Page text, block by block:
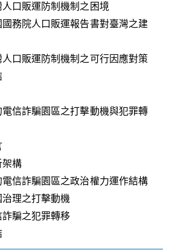
口販運防制機制之困境
務院人口販運報告書對臺灣之建
口販運防制機制之可行因應對策
信詐騙園區之打擊動機與犯罪轉
構
信詐騙園區之政治權力運作結構
理之打擊動機
騙之犯罪轉移